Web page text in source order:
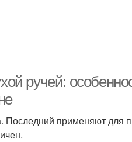
ручей:
применяют для